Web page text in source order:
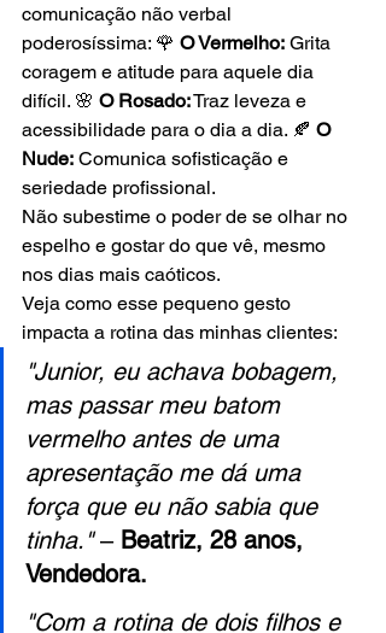
comunicação não verbal
poderosíssima: 🌹 O Vermelho: Grita
coragem e atitude para aquele dia
difícil. 🌸 O Rosado: Traz leveza e
acessibilidade para o dia a dia. 🍂 O
Nude: Comunica sofisticação e
seriedade profissional.
Não subestime o poder de se olhar no
espelho e gostar do que vê, mesmo
nos dias mais caóticos.
Veja como esse pequeno gesto
impacta a rotina das minhas clientes:
"Junior, eu achava bobagem,
mas passar meu batom
vermelho antes de uma
apresentação me dá uma
força que eu não sabia que
tinha." – Beatriz, 28 anos,
Vendedora.
"Com a rotina de dois filhos e